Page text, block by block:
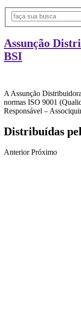
Assunção
BSI
A Assunção
normas ISO 9001
Responsável –
Distribuídas
Anterior Próximo